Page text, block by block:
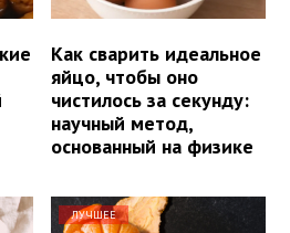
Как сварить идеальное
яйцо, чтобы оно
чистилось за секунду:
научный метод,
основанный на физике
ЛУЧШЕЕ